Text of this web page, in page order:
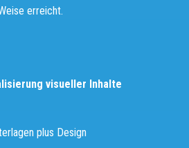
erreicht.
visueller Inhalte
plus Design